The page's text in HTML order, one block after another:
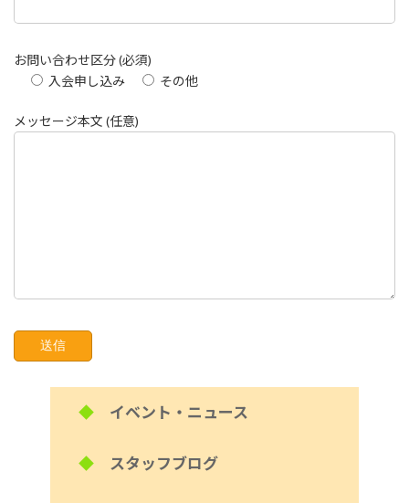
お問い合わせ区分 (必須)
入会申し込み
その他
メッセージ本文 (任意)
◆ イベント・ニュース
◆ スタッフブログ